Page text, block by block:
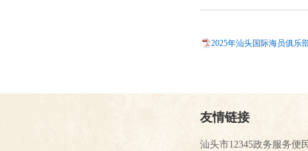
2025年汕头国际海员俱乐
友情链接
汕头市12345政务服务便